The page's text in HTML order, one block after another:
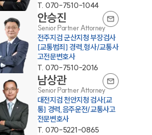
팀소개
대륜의 강점
오시는 길
벌 파트너 로펌
고객의 소리
통합검색
AI대륜
T. 070-7510-1044
안승진
Senior Partner Attorney
전주지검 군산지청 부장검사
[교통범죄] 경력,형사/교통사
고전문변호사
T. 070-7510-2016
남상관
Senior Partner Attorney
대전지검 천안지청 검사[교
통] 경력,음주운전/교통사고
전문변호사
T. 070-5221-0865